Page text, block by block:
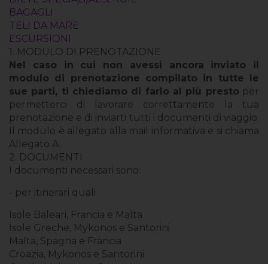
BAGAGLI
TELI DA MARE
ESCURSIONI
1. MODULO DI PRENOTAZIONE
Nel caso in cui non avessi ancora inviato il
modulo di prenotazione compilato in tutte le
sue parti, ti chiediamo di farlo al più presto per
permetterci di lavorare correttamente la tua
prenotazione e di inviarti tutti i documenti di viaggio.
Il modulo è allegato alla mail informativa e si chiama
Allegato A.
2. DOCUMENTI
I documenti necessari sono:
- per itinerari quali
Isole Baleari, Francia e Malta
Isole Greche, Mykonos e Santorini
Malta, Spagna e Francia
Croazia, Mykonos e Santorini